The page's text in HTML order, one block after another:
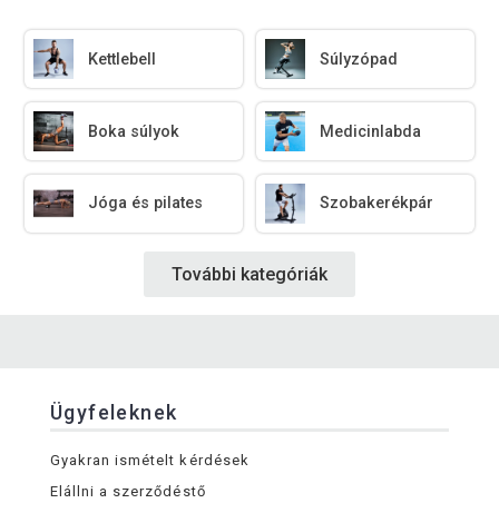
Kettlebell Súlyzópad
Boka súlyok Medicinlabda
Jóga és pilates Szobakerékpár
További kategóriák
Ügyfeleknek
Gyakran ismételt kérdések
Elállni a szerződéstő